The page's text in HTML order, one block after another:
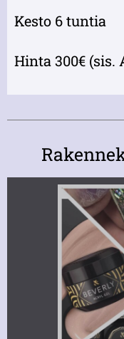
Kesto 6 tuntia
Hinta 300€ (sis.